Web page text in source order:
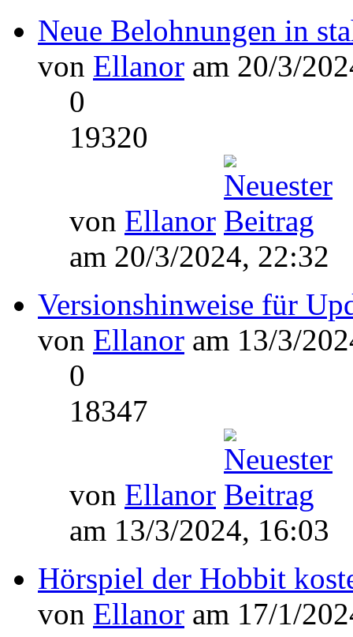
Neue Belohnungen in
von Ellanor am 20/3/
0
19320
von Ellanor
am 20/3/2024, 22:32
Versionshinweise für
von Ellanor am 13/3/
0
18347
von Ellanor
am 13/3/2024, 16:03
Hörspiel der Hobbit
von Ellanor am 17/1/